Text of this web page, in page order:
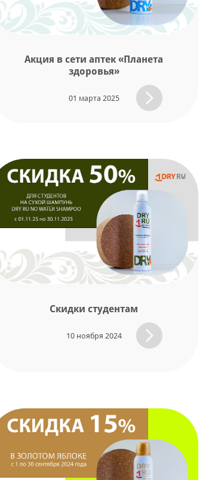
Акция в сети аптек «Планета
здоровья»
01 марта 2025
Скидки студентам
10 ноября 2024